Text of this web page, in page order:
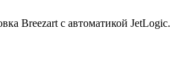
Breezart с автоматикой JetLogic.